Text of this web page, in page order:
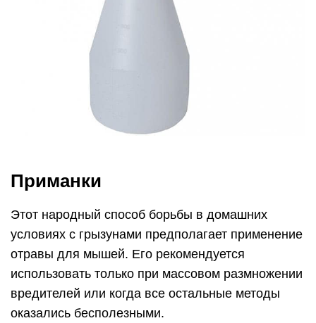
Приманки
Этот народный способ борьбы в домашних
условиях с грызунами предполагает применение
отравы для мышей. Его рекомендуется
использовать только при массовом размножении
вредителей или когда все остальные методы
оказались бесполезными.